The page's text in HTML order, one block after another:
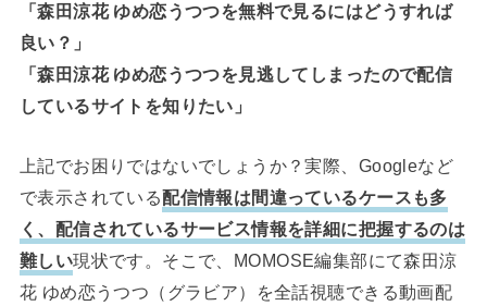
「森田涼花 ゆめ恋うつつを無料で見るにはどうすれば
良い？」
「森田涼花 ゆめ恋うつつを見逃してしまったので配信
しているサイトを知りたい」
上記でお困りではないでしょうか？実際、Googleなど
で表示されている配信情報は間違っているケースも多
く、配信されているサービス情報を詳細に把握するのは
難しい現状です。そこで、MOMOSE編集部にて森田涼
花 ゆめ恋うつつ（グラビア）を全話視聴できる動画配